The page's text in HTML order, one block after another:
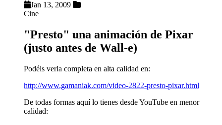
Jan 13, 2009
Cine
"Presto" una animación de Pixar
(justo antes de Wall-e)
Podéis verla completa en alta calidad en:
http://www.gamaniak.com/video-2822-presto-pixar.html
De todas formas aquí lo tienes desde YouTube en menor
calidad: